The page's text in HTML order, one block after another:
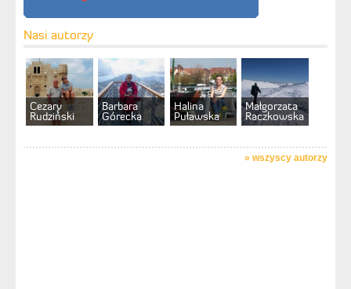
Nasi autorzy
Cezary
Rudziński
Barbara
Górecka
Halina
Puławska
Małgorzata
Raczkowska
» wszyscy autorzy